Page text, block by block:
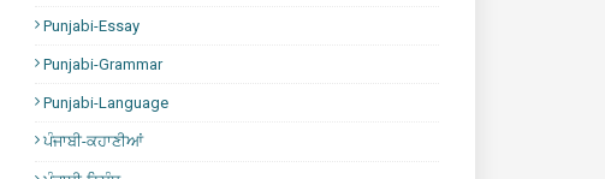
Punjabi-Essay
Punjabi-Grammar
Punjabi-Language
ਪੰਜਾਬੀ-ਕਹਾਣੀਆਂ